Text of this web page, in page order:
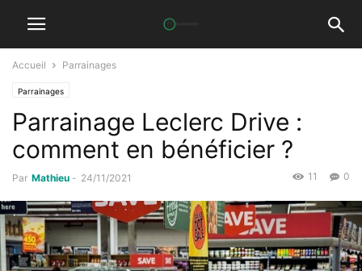
Accueil Parrainages
Parrainages
Parrainage Leclerc Drive :
comment en bénéficier ?
Par Mathieu - 24/11/2021 0
11